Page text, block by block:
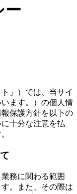
ー
」）では、当サイ
ます。）の個人情
保護方針を以下の
十分な注意を払
務に関わる範囲
。また、その際は